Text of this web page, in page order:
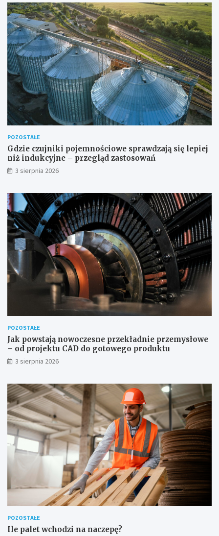
POZOSTAŁE
Gdzie czujniki pojemnościowe sprawdzają się lepiej
niż indukcyjne – przegląd zastosowań
3 sierpnia 2026
POZOSTAŁE
Jak powstają nowoczesne przekładnie przemysłowe
– od projektu CAD do gotowego produktu
3 sierpnia 2026
POZOSTAŁE
Ile palet wchodzi na naczepę?